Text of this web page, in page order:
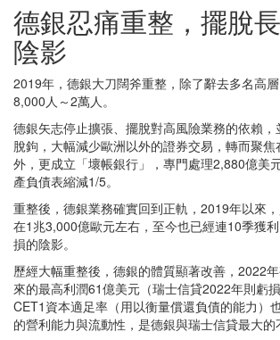
德銀忍痛重整，擺脫
陰影
2019年，德銀大刀闊斧重整，除了辭去多名高
8,000人～2萬人。
德銀矢志停止擴張、擺脫對高風險業務的依賴
脫鉤，大幅減少歐洲以外的證券交易，轉而聚
外，更成立「壞帳銀行」，專門處理2,880億美
產負債表縮減1/5。
重整後，德銀業務確實回到正軌，2019年以來
在1兆3,000億歐元左右，至今也已經連10季獲
損的陰影。
歷經大幅重整後，德銀的體質顯著改善，2022
來的最高利潤61億美元（瑞士信貸2022年則虧
CET1資本適足率（用以衡量償還負債的能力
的營利能力與流動性，是德銀與瑞士信貸最大的